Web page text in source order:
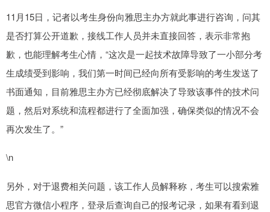
11月15日，记者以考生身份向雅思主办方就此事进行咨询，问其
是否打算公开道歉，接线工作人员并未直接回答，表示非常抱
歉，也能理解考生心情，“这次是一起技术故障导致了一小部分考
生成绩受到影响，我们第一时间已经向所有受影响的考生发送了
书面通知，目前雅思主办方已经彻底解决了导致该事件的技术问
题，然后对系统和流程都进行了全面加强，确保类似的情况不会
再次发生了。”
\n
另外，对于退费相关问题，该工作人员解释称，考生可以搜索雅
思官方微信小程序，登录后查询自己的报考记录，如果有看到退